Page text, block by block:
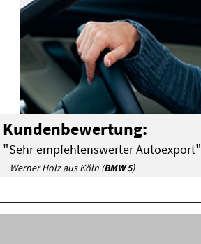
Kundenbewertung:
"Sehr empfehlenswerter Autoexport"
Werner Holz aus Köln (BMW 5)